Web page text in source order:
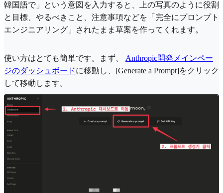
韓国語で」という意図を入力すると、上の写真のように役割
と目標、やるべきこと、注意事項などを「完全にプロンプ​​ト
エンジニアリング」されたまま草案を作ってくれます。
使い方はとても簡単です。まず、 Anthropic開発メインペー
ジのダッシュボードに移動し、[Generate a Prompt]をクリック
して移動します。